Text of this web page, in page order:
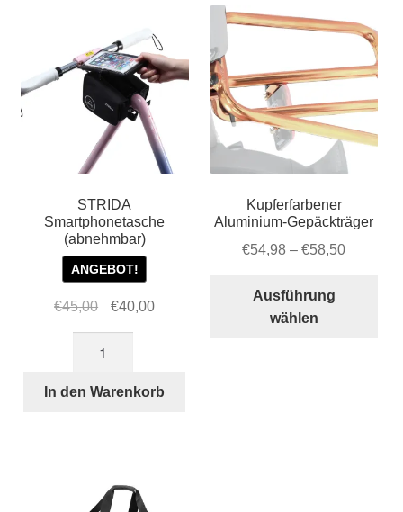
STRIDA
Smartphonetasche
(abnehmbar)
ANGEBOT!
€45,00
Ursprünglicher
war:
€40,00Aktueller
(abnehmbar)
In den Warenkorb
Kupferfarbener
Aluminium-Gepäckträger
€54,98 –€58,50
Ausführung
wählen